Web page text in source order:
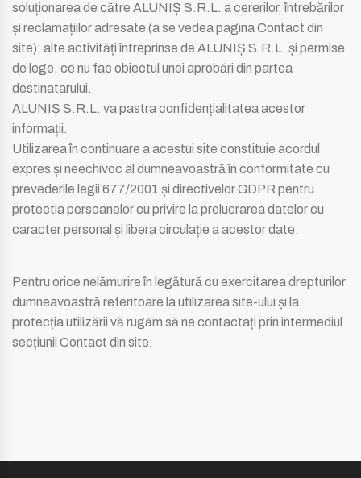
soluționarea de către ALUNIȘ S.R.L. a cererilor, întrebărilor
și reclamațiilor adresate (a se vedea pagina Contact din
site); alte activități întreprinse de ALUNIȘ S.R.L. și permise
de lege, ce nu fac obiectul unei aprobări din partea
destinatarului.
ALUNIȘ S.R.L. va pastra confidențialitatea acestor
informații.
Utilizarea în continuare a acestui site constituie acordul
expres și neechivoc al dumneavoastră în conformitate cu
prevederile legii 677/2001 și directivelor GDPR pentru
protectia persoanelor cu privire la prelucrarea datelor cu
caracter personal și libera circulație a acestor date.
Pentru orice nelămurire în legătură cu exercitarea drepturilor
dumneavoastră referitoare la utilizarea site-ului și la
protecția utilizării vă rugăm să ne contactați prin intermediul
secțiunii Contact din site.